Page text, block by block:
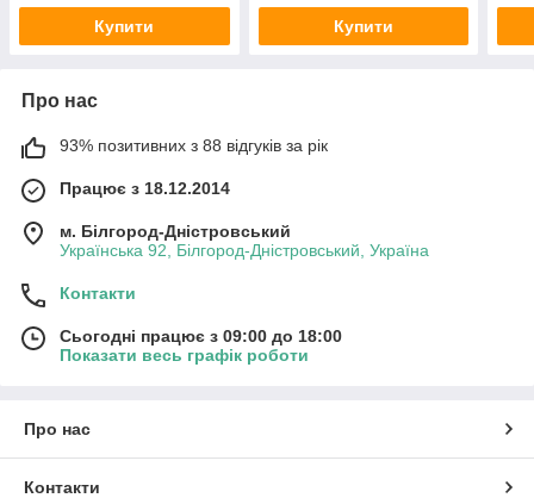
Купити Купити
Про нас
93% позитивних з 88 відгуків за рік
Працює з 18.12.2014
м. Білгород-Дністровський
Українська 92, Білгород-Дністровський, Україна
Контакти
Сьогодні працює з 09:00 до 18:00
Показати весь графік роботи
Про нас
Контакти